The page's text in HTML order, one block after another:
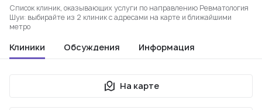
Список клиник, оказывающих услуги по направлению Ревматология
Шуи: выбирайте из 2 клиник с адресами на карте и ближайшими
метро
Клиники Обсуждения Информация
На карте